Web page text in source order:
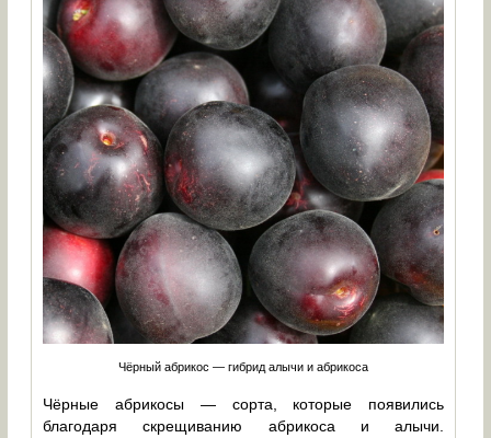
Чёрный абрикос — гибрид алычи и абрикоса
Чёрные абрикосы — сорта, которые появились
благодаря скрещиванию абрикоса и алычи.